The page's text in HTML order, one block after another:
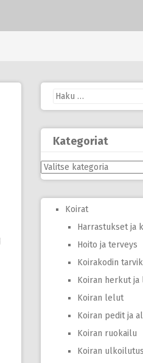
Haku:
Kategoriat
Kategoriat
Koirat
Harrastukset ja
Hoito ja terveys
Koirakodin
Koiran herkut ja
Koiran lelut
Koiran pedit ja
Koiran ruokailu
Koiran ulkoilutus